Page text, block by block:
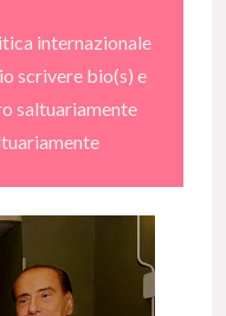
internazionale
scrivere bio(s) e
saltuariamente